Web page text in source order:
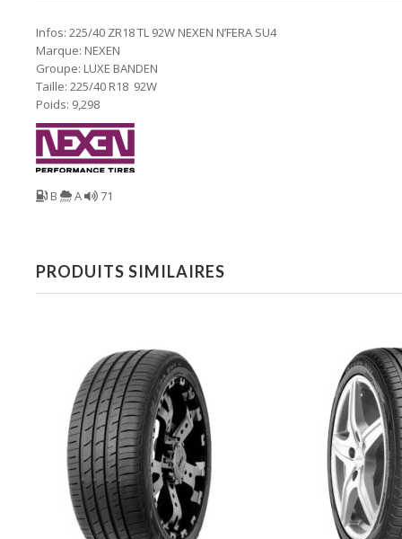
Infos: 225/40 ZR18 TL 92W NEXEN N’FERA SU4
Marque: NEXEN
Groupe: LUXE BANDEN
Taille: 225/40 R18 92W
Poids: 9,298
B A 71
PRODUITS SIMILAIRES